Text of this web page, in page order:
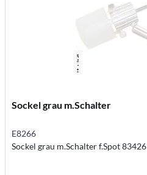
Sockel grau m.Schalter
E8266
Sockel grau m.Schalter f.Spot 83426